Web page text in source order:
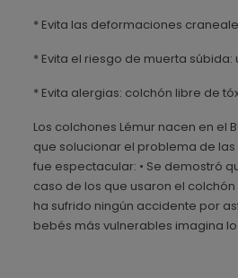
* Evita las deformaciones
* Evita el riesgo de muerta
* Evita alergias: colchón libre de
Los colchones Lémur nacen en el
que solucionar el problema de las
fue espectacular: • Se demostró
caso de los que usaron el
ha sufrido ningún accidente por
bebés más vulnerables imagina